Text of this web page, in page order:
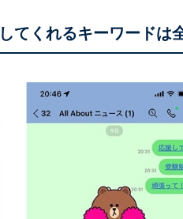
てくれるキーワードは